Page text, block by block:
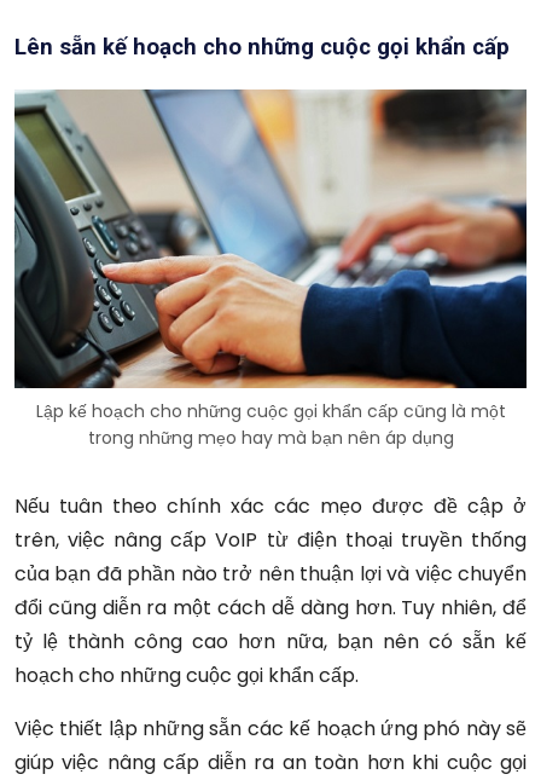
Lên sẵn kế hoạch cho những cuộc gọi khẩn cấp
Lập kế hoạch cho những cuộc gọi khẩn cấp cũng là một
trong những mẹo hay mà bạn nên áp dụng
Nếu tuân theo chính xác các mẹo được đề cập ở
trên, việc nâng cấp VoIP từ điện thoại truyền thống
của bạn đã phần nào trở nên thuận lợi và việc chuyển
đổi cũng diễn ra một cách dễ dàng hơn. Tuy nhiên, để
tỷ lệ thành công cao hơn nữa, bạn nên có sẵn kế
hoạch cho những cuộc gọi khẩn cấp.
Việc thiết lập những sẵn các kế hoạch ứng phó này sẽ
giúp việc nâng cấp diễn ra an toàn hơn khi cuộc gọi